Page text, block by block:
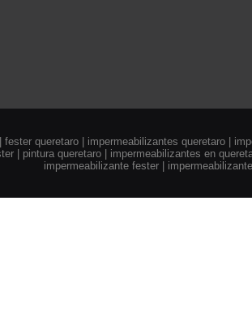
fester queretaro | impermeabilizantes queretaro |
| pintura queretaro | impermeabilizantes en
impermeabilizante fester |